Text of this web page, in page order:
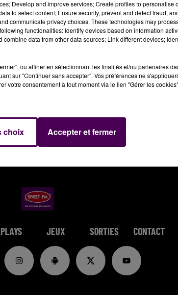
JEUX SORTIES CONTACT
Develop and improve services; Create profiles to personalise
to select content; Ensure security, prevent and detect fraud,
communicate privacy choices. These technologies may
functionalities: Identify devices based on information
data from other data sources; Link different devices;
ou affiner en sélectionnant les finalités et/ou partenaires
sur "Continuer sans accepter". Vos préférences ne
votre consentement à tout moment via le lien "Gérer les
choix Accepter et fermer